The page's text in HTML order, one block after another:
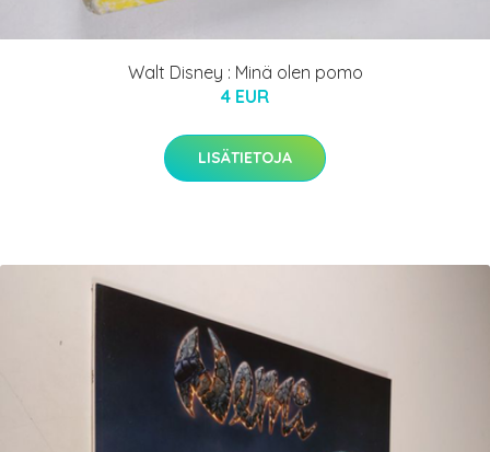
Walt Disney : Minä olen pomo
4 EUR
LISÄTIETOJA